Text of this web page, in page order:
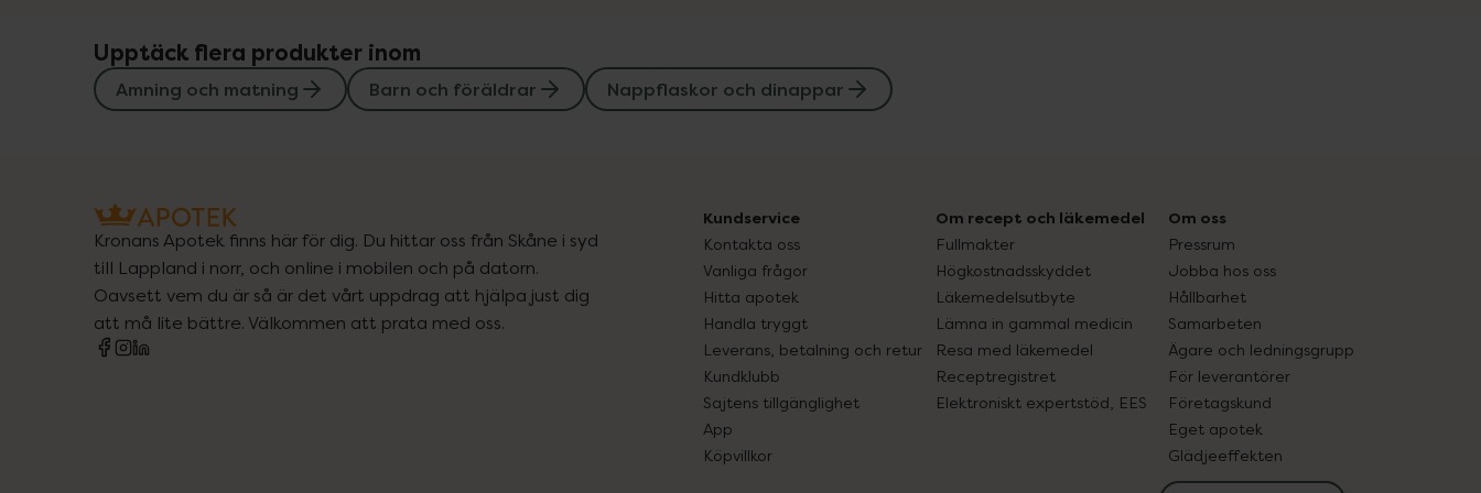
Upptäck flera produkter inom
Amning och matning Barn och föräldrar Nappflaskor och dinappar
Kronans Apotek finns här för dig. Du hittar oss från Skåne i syd
till Lappland i norr, och online i mobilen och på datorn.
Oavsett vem du är så är det vårt uppdrag att hjälpa just dig
att må lite bättre. Välkommen att prata med oss.
Kundservice
Kontakta oss
Vanliga frågor
Hitta apotek
Handla tryggt
Leverans, betalning och retur
Kundklubb
Sajtens tillgänglighet
App
Köpvillkor
Om recept och läkemedel
Fullmakter
Högkostnadsskyddet
Läkemedelsutbyte
Lämna in gammal medicin
Resa med läkemedel
Receptregistret
Elektroniskt expertstöd, EES
Om oss
Pressrum
Jobba hos oss
Hållbarhet
Samarbeten
Ägare och ledningsgrupp
För leverantörer
Företagskund
Eget apotek
Glädjeeffekten